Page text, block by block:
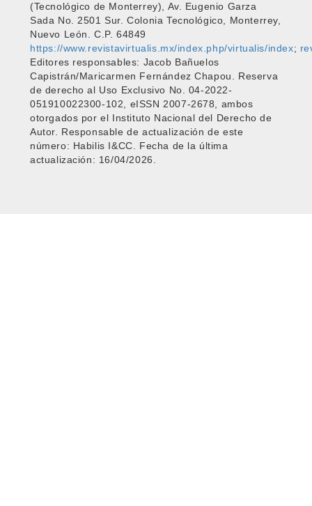
(Tecnológico de Monterrey), Av. Eugenio Garza
Sada No. 2501 Sur. Colonia Tecnológico, Monterrey,
Nuevo León. C.P. 64849
https://www.revistavirtualis.mx/index.php/virtualis/index;
Editores responsables: Jacob Bañuelos
Capistrán/Maricarmen Fernández Chapou. Reserva
de derecho al Uso Exclusivo No. 04-2022-
051910022300-102, eISSN 2007-2678, ambos
otorgados por el Instituto Nacional del Derecho de
Autor. Responsable de actualización de este
número: Habilis I&CC. Fecha de la última
actualización: 16/04/2026.